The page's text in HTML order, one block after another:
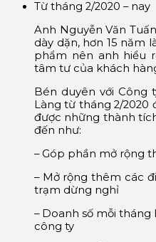
Từ tháng 2/2020 – nay
Anh Nguyễn Văn
dày dặn, hơn 15 năm
phẩm nên anh hiểu
tâm tư của khách
Bén duyên với Công
Làng từ tháng 2/2020
được những thành
đến như:
– Góp phần mở rộng
– Mở rộng thêm các
trạm dừng nghỉ
– Doanh số mỗi
công ty